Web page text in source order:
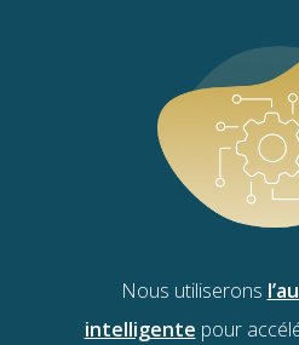
Nous utiliserons
intelligente pour